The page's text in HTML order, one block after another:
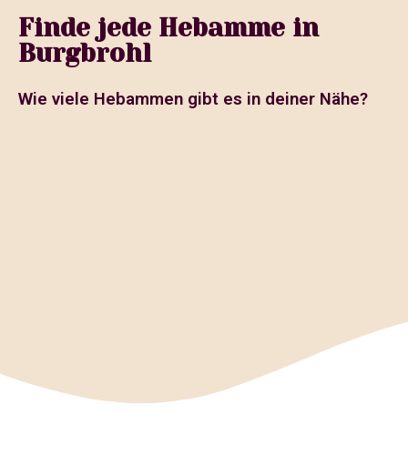
Finde jede Hebamme in
Burgbrohl
Wie viele Hebammen gibt es in deiner Nähe?